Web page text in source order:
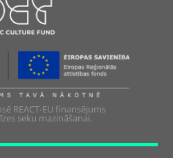
REACT-EU finansējums
seku mazināšanai.